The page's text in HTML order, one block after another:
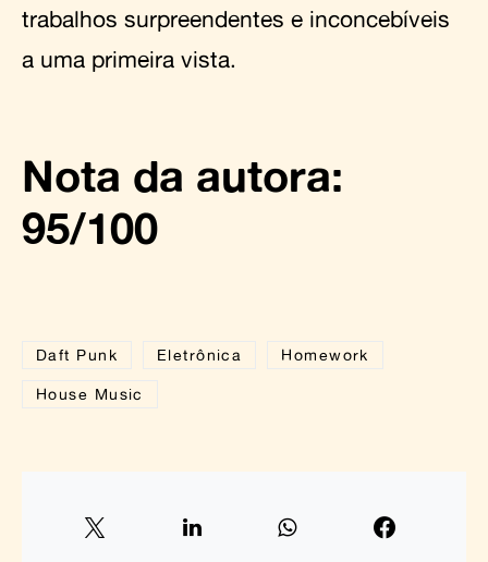
trabalhos surpreendentes e inconcebíveis
a uma primeira vista.
Nota da autora:
95/100
Daft Punk Eletrônica Homework
House Music